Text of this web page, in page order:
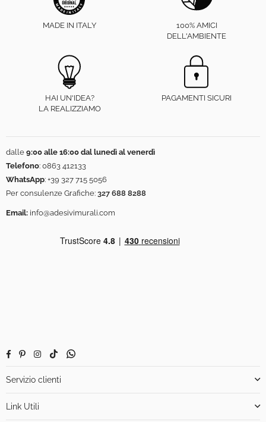
MADE IN ITALY
100% AMICI
DELL'AMBIENTE
HAI UN'IDEA?
LA REALIZZIAMO
PAGAMENTI SICURI
dalle 9:00 alle 16:00 dal lunedì al venerdì
Telefono: 0863 412133
WhatsApp: +39 327 715 5056
Per consulenze Grafiche: 327 688 8288
Email: info@adesivimurali.com
FacebookPinterestInstagram
TikTokWhatsapp
Servizio clienti
Link Utili